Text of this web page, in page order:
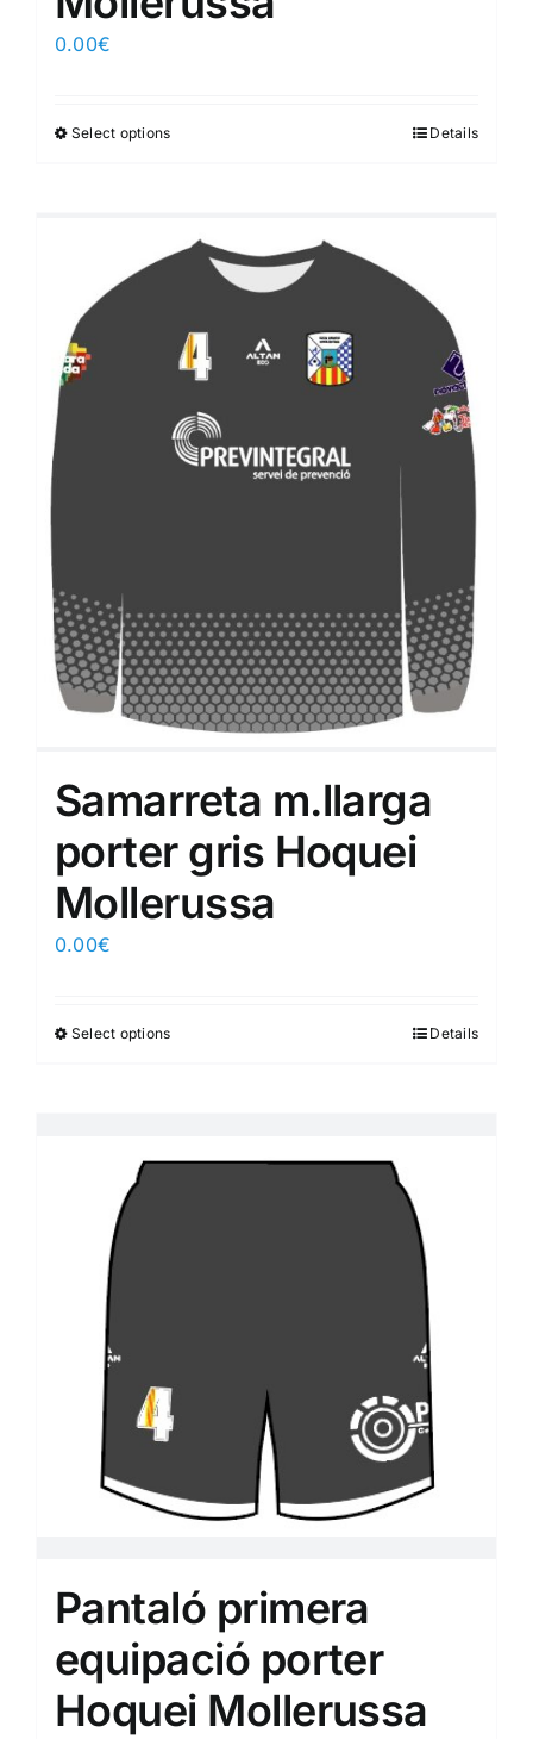
0.00€
Select options Details
Samarreta m.llarga
porter gris Hoquei
Mollerussa
0.00€
Select options Details
Pantaló primera
equipació porter
Hoquei Mollerussa